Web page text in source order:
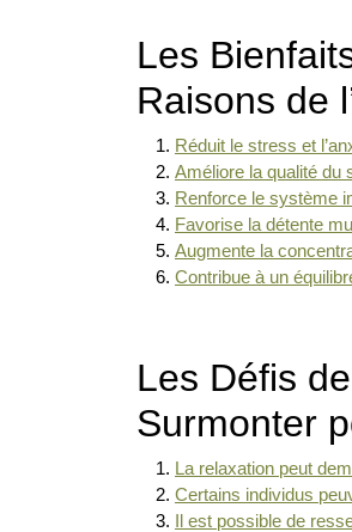
Les
Raisons de
Réduit le stress et
Améliore la qualité du
Renforce le système
Favorise la détente
Augmente la
Contribue à un
Les Défis
Surmonter
La relaxation peut
Certains individus
Il est possible de